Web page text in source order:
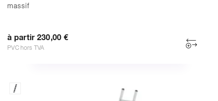
massif
à partir 230,00 €
PVC hors TVA